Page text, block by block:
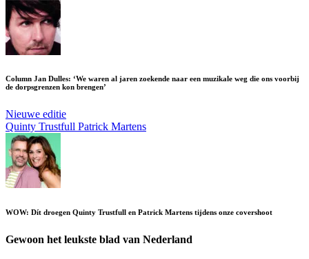
Column Jan Dulles: ‘We waren al jaren zoekende naar een muzikale weg die ons voorbij
de dorpsgrenzen kon brengen’
Nieuwe editie
Quinty Trustfull Patrick Martens
WOW: Dít droegen Quinty Trustfull en Patrick Martens tijdens onze covershoot
Gewoon het leukste blad van Nederland